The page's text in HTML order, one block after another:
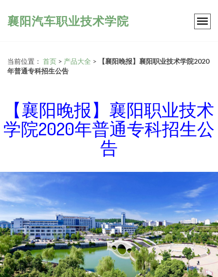
襄阳汽车职业技术学院
当前位置： 首页 > 产品大全 >
【襄阳晚报】襄阳职业技术学院2020
年普通专科招生公告
【襄阳晚报】襄阳职业技术
学院2020年普通专科招生公
告